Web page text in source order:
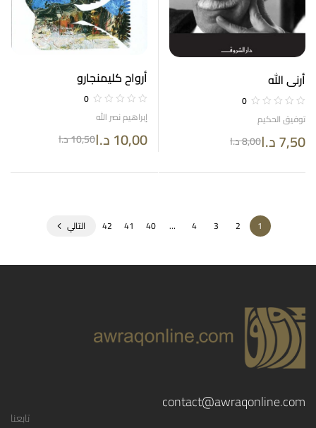
أرنى الله
0
توفيق الحكيم
8,00د.ا 7,50د.ا
أرواح كليمنجارو
0
إبراهيم نصر الله
10,50د.ا 10,00د.ا
1
2
3
4
…
40
41
42 التالي
contact@awraqonline.com
تابعنا